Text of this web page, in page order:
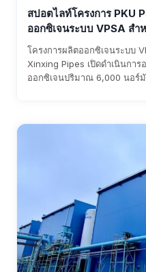
สปอตไลท์โครงการ PKU
ออกซิเจนระบบ VPSA ส
ดำเนินการแล้ว สร้างรายไ
สหรัฐ
โครงการผลิตออกซิเจนระบบ
Xinxing Pipes เปิดดำเนินการ
ออกซิเจนปริมาณ 6,000 นอร์มั